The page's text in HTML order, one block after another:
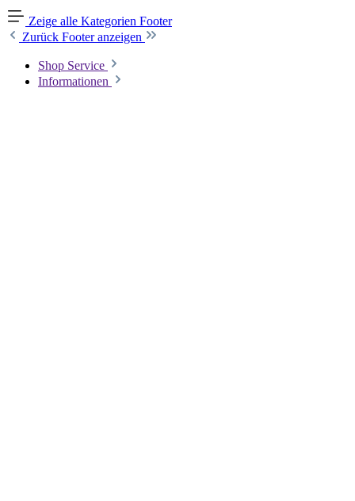
Zeige alle Kategorien Footer
Zurück Footer anzeigen
Shop Service
Informationen